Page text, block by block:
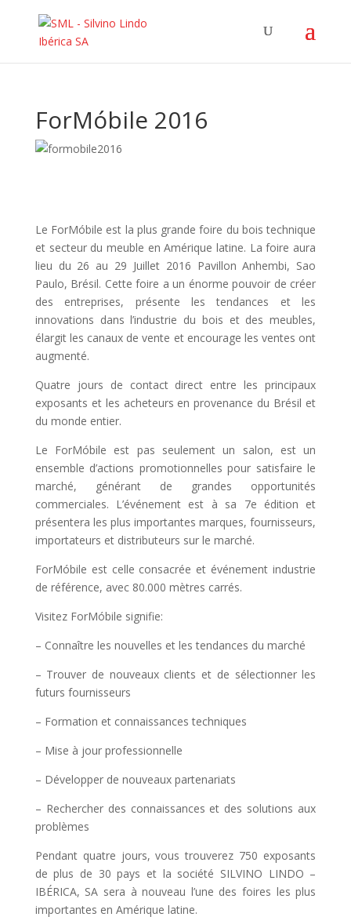
ForMóbile 2016
Le ForMóbile est la plus grande foire du bois technique
et secteur du meuble en Amérique latine. La foire aura
lieu du 26 au 29 Juillet 2016 Pavillon Anhembi, Sao
Paulo, Brésil. Cette foire a un énorme pouvoir de créer
des entreprises, présente les tendances et les
innovations dans l’industrie du bois et des meubles,
élargit les canaux de vente et encourage les ventes ont
augmenté.
Quatre jours de contact direct entre les principaux
exposants et les acheteurs en provenance du Brésil et
du monde entier.
Le ForMóbile est pas seulement un salon, est un
ensemble d’actions promotionnelles pour satisfaire le
marché, générant de grandes opportunités
commerciales. L’événement est à sa 7e édition et
présentera les plus importantes marques, fournisseurs,
importateurs et distributeurs sur le marché.
ForMóbile est celle consacrée et événement industrie
de référence, avec 80.000 mètres carrés.
Visitez ForMóbile signifie:
– Connaître les nouvelles et les tendances du marché
– Trouver de nouveaux clients et de sélectionner les
futurs fournisseurs
– Formation et connaissances techniques
– Mise à jour professionnelle
– Développer de nouveaux partenariats
– Rechercher des connaissances et des solutions aux
problèmes
Pendant quatre jours, vous trouverez 750 exposants
de plus de 30 pays et la société SILVINO LINDO –
IBÉRICA, SA sera à nouveau l’une des foires les plus
importantes en Amérique latine.